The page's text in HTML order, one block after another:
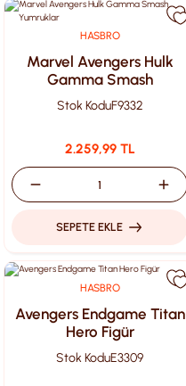
HASBRO
Marvel Avengers Hulk
Gamma Smash
Yumruklar
Stok KoduF9332
2.259,99 TL
SEPETE EKLE
HASBRO
Avengers Endgame Titan
Hero Figür
Stok KoduE3309